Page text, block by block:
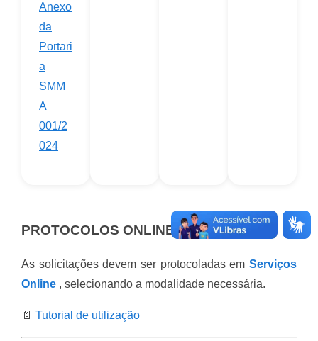
Anexo
da
Portari
a
SMM
A
001/2
024
PROTOCOLOS ONLINE
As solicitações devem ser protocoladas em Serviços
Online , selecionando a modalidade necessária.
📄 Tutorial de utilização